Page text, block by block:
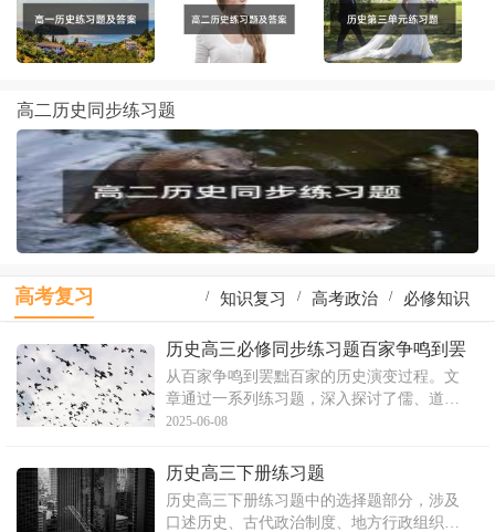
高二历史同步练习题
高考复习 必修知识
/
高考政治
/
知识复习
/
地理知识
/
高考物理
/
一轮复习
/
生物知识
/
识点复习
/
物理复习
/
历史高三必修同步练习题百家争鸣到罢
黜百家
从百家争鸣到罢黜百家的历史演变过程。文
章通过一系列练习题，深入探讨了儒、道、
墨、法等不同学派的思想主张及其在现代教
更好地理解中国传统文化中的思想精髓，并
引导教师在教学过程中融入这些思想，提高
教学效果。
2025-06-08
历史高三下册练习题
历史高三下册练习题中的选择题部分，涉及
口述历史、古代政治制度、地方行政组织、